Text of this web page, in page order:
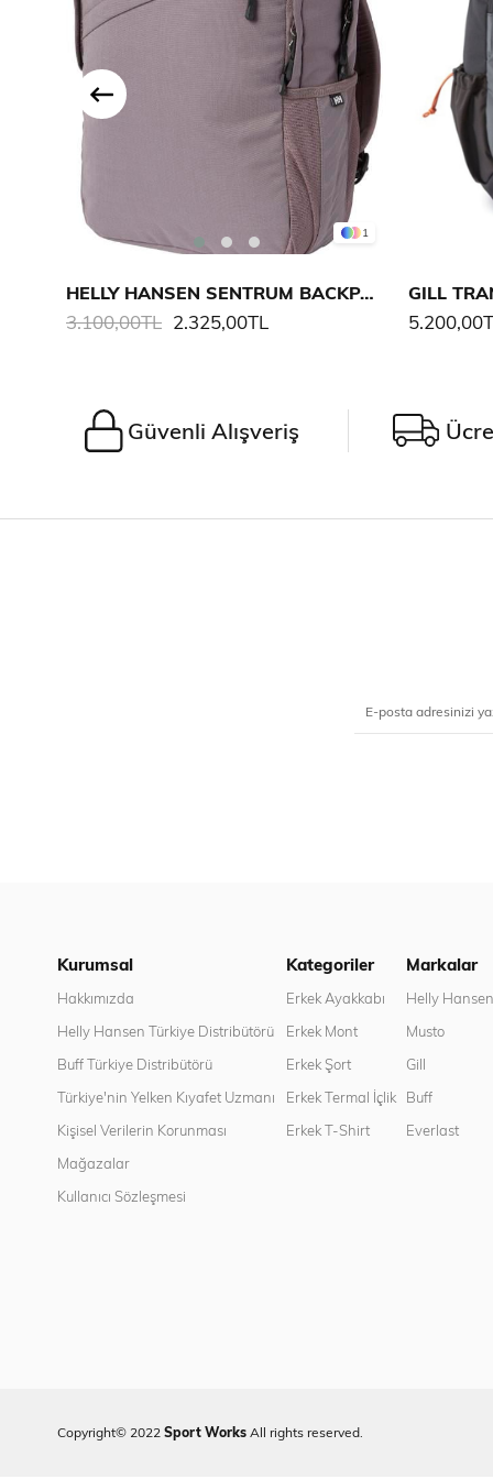
1
HELLY HANSEN SENTRUM BACKPACK
2.325,00TL
3.100,00TL
GILL
Güvenli Alışveriş
Kurumsal
Hakkımızda
Helly Hansen Türkiye Distribütörü
Buff Türkiye Distribütörü
Türkiye'nin Yelken Kıyafet Uzmanı
Kişisel Verilerin Korunması
Mağazalar
Kullanıcı Sözleşmesi
Kategoriler
Erkek Ayakkabı
Erkek Mont
Erkek Şort
Erkek Termal İçlik
Erkek T-Shirt
Markalar
Helly Hansen
Musto
Gill
Buff
Everlast
Copyright© 2022 Sport Works All rights reserved.